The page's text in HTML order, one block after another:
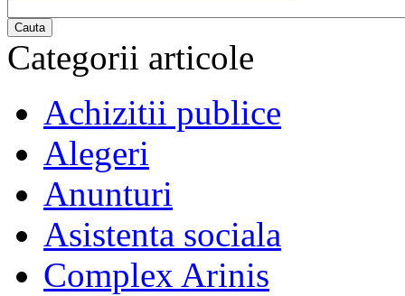
Cauta
Categorii articole
Achizitii publice
Alegeri
Anunturi
Asistenta sociala
Complex Arinis